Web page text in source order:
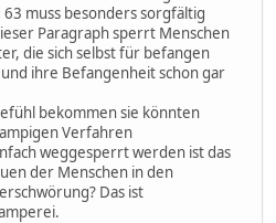
muss besonders sorgfältig
Paragraph sperrt Menschen
die sich selbst für befangen
ihre Befangenheit schon gar
bekommen sie könnten
Verfahren
weggesperrt werden ist das
der Menschen in den
Das ist